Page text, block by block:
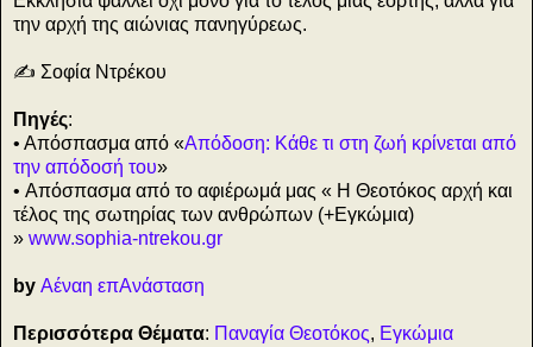
την αρχή της αιώνιας πανηγύρεως.
✍️ Σοφία Ντρέκου
Πηγές:
• Απόσπασμα από «Απόδοση: Κάθε τι στη ζωή κρίνεται από
την απόδοσή του»
• Απόσπασμα από το αφιέρωμά μας « Η Θεοτόκος αρχή και
τέλος της σωτηρίας των ανθρώπων (+Εγκώμια)
» www.sophia-ntrekou.gr
by Αέναη επΑνάσταση
Περισσότερα Θέματα: Παναγία Θεοτόκος, Εγκώμια